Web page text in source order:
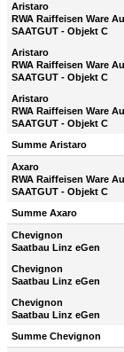
Aristaro
RWA Raiffeisen Ware
SAATGUT - Objekt C
Aristaro
RWA Raiffeisen Ware
SAATGUT - Objekt C
Aristaro
RWA Raiffeisen Ware
SAATGUT - Objekt C
Summe Aristaro
Axaro
RWA Raiffeisen Ware
SAATGUT - Objekt C
Summe Axaro
Chevignon
Saatbau Linz eGen
Chevignon
Saatbau Linz eGen
Chevignon
Saatbau Linz eGen
Summe Chevignon